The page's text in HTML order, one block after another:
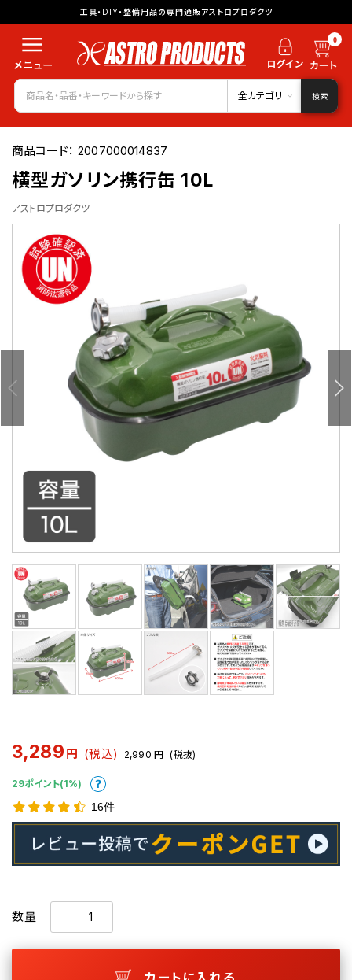
工具・DIY・整備用品の専門通販アストロプロダクツ
0
全カテゴリ 検索
商品コード：2007000014837
横型ガソリン携行缶 10L
アストロプロダクツ
3,289 円 (税込) 2,990 円 (税抜)
29ポイント(1%)
16件
数量